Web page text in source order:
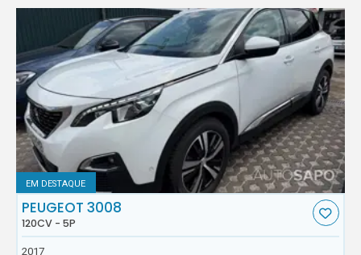
EM DESTAQUE
PEUGEOT 3008
120CV - 5P
2017